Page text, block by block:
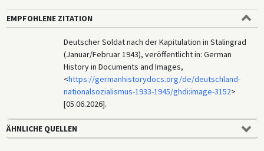
EMPFOHLENE ZITATION
Deutscher Soldat nach der Kapitulation in Stalingrad
(Januar/Februar 1943), veröffentlicht in: German
History in Documents and Images,
<https://germanhistorydocs.org/de/deutschland-
nationalsozialismus-1933-1945/ghdi:image-3152>
[05.06.2026].
ÄHNLICHE QUELLEN